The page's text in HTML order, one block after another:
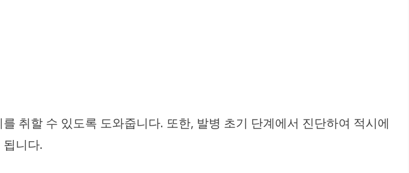
취할 수 있도록 도와줍니다. 또한, 발병 초기 단계에서 진단하여 적시에
니다.